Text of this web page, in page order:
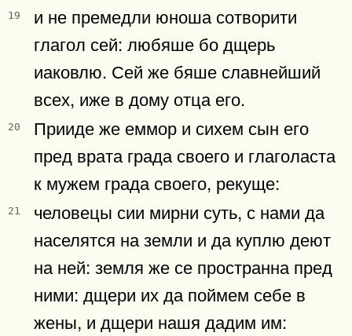
19
и не премедли юноша сотворити
глагол сей: любяше бо дщерь
иаковлю. Сей же бяше славнейший
всех, иже в дому отца его.
20
Прииде же еммор и сихем сын его
пред врата града своего и глаголаста
к мужем града своего, рекуще:
21
человецы сии мирни суть, с нами да
населятся на земли и да куплю деют
на ней: земля же се пространна пред
ними: дщери их да поймем себе в
жены, и дщери нашя дадим им: